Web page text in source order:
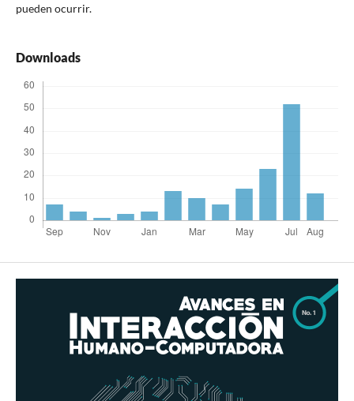
pueden ocurrir.
Downloads